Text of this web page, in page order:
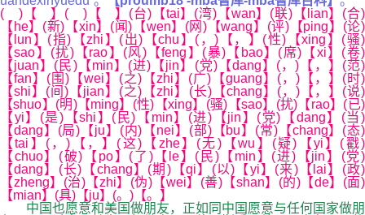
( )【 】( )【 】(台)【tai】(湾)【wan】(联)【lian】(合)
【he】(新)【xin】(闻)【wen】(网)【wang】(评)【ping】(论)
【lun】(指)【zhi】(出)【chu】(，)【，】(性)【xing】(骚)
【sao】(扰)【rao】(风)【feng】(暴)【bao】(席)【xi】(卷)
【juan】(民)【min】(进)【jin】(党)【dang】(，)【，】(范)
【fan】(围)【wei】(之)【zhi】(广)【guang】(，)【，】(时)
【shi】(间)【jian】(之)【zhi】(长)【chang】(，)【，】(说)
【shuo】(明)【ming】(性)【xing】(骚)【sao】(扰)【rao】(已)
【yi】(是)【shi】(民)【min】(进)【jin】(党)【dang】(当)
【dang】(局)【ju】(内)【nei】(部)【bu】(常)【chang】(态)
【tai】(，)【，】(这)【zhe】(无)【wu】(疑)【yi】(戳)
【chuo】(破)【po】(了)【le】(民)【min】(进)【jin】(党)
【dang】(长)【chang】(期)【qi】(以)【yi】(来)【lai】(政)
【zheng】(治)【zhi】(伪)【wei】(善)【shan】(的)【de】(面)
【mian】(具)【ju】(。)【。】
中国也愿意和美国做朋友，正如同中国愿意与任何国家做朋